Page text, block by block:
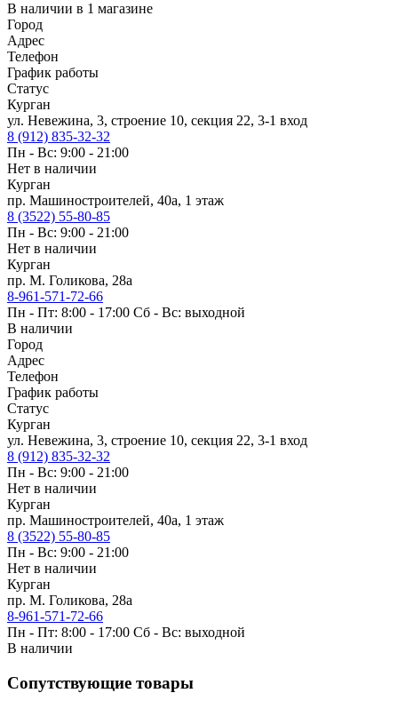
В наличии в 1 магазине
Город
Адрес
Телефон
График работы
Статус
Курган
ул. Невежина, 3, строение 10, секция 22, 3-1 вход
8 (912) 835-32-32
Пн - Вс: 9:00 - 21:00
Нет в наличии
Курган
пр. Машиностроителей, 40а, 1 этаж
8 (3522) 55-80-85
Пн - Вс: 9:00 - 21:00
Нет в наличии
Курган
пр. М. Голикова, 28а
8-961-571-72-66
Пн - Пт: 8:00 - 17:00 Сб - Вс: выходной
В наличии
Город
Адрес
Телефон
График работы
Статус
Курган
ул. Невежина, 3, строение 10, секция 22, 3-1 вход
8 (912) 835-32-32
Пн - Вс: 9:00 - 21:00
Нет в наличии
Курган
пр. Машиностроителей, 40а, 1 этаж
8 (3522) 55-80-85
Пн - Вс: 9:00 - 21:00
Нет в наличии
Курган
пр. М. Голикова, 28а
8-961-571-72-66
Пн - Пт: 8:00 - 17:00 Сб - Вс: выходной
В наличии
Сопутствующие товары